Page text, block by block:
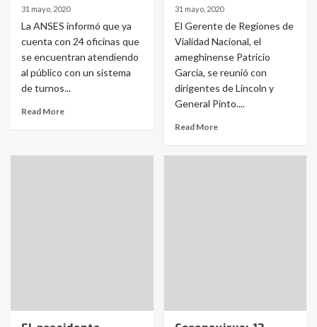
31 mayo, 2020
La ANSES informó que ya
cuenta con 24 oficinas que
se encuentran atendiendo
al público con un sistema
de turnos...
Read More
31 mayo, 2020
El Gerente de Regiones de
Vialidad Nacional, el
ameghinense Patricio
García, se reunió con
dirigentes de Lincoln y
General Pinto....
Read More